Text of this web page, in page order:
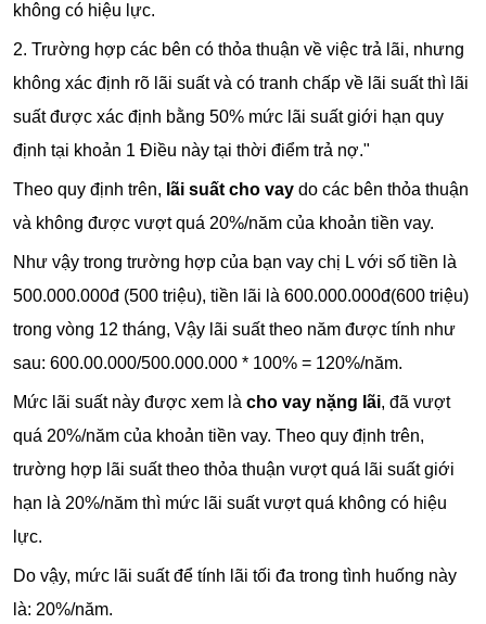
không có hiệu lực.
2. Trường hợp các bên có thỏa thuận về việc trả lãi, nhưng
không xác định rõ lãi suất và có tranh chấp về lãi suất thì lãi
suất được xác định bằng 50% mức lãi suất giới hạn quy
định tại khoản 1 Điều này tại thời điểm trả nợ."
Theo quy định trên, lãi suất cho vay do các bên thỏa thuận
và không được vượt quá 20%/năm của khoản tiền vay.
Như vậy trong trường hợp của bạn vay chị L với số tiền là
500.000.000đ (500 triệu), tiền lãi là 600.000.000đ(600 triệu)
trong vòng 12 tháng, Vậy lãi suất theo năm được tính như
sau: 600.00.000/500.000.000 * 100% = 120%/năm.
Mức lãi suất này được xem là cho vay nặng lãi, đã vượt
quá 20%/năm của khoản tiền vay. Theo quy định trên,
trường hợp lãi suất theo thỏa thuận vượt quá lãi suất giới
hạn là 20%/năm thì mức lãi suất vượt quá không có hiệu
lực.
Do vậy, mức lãi suất để tính lãi tối đa trong tình huống này
là: 20%/năm.